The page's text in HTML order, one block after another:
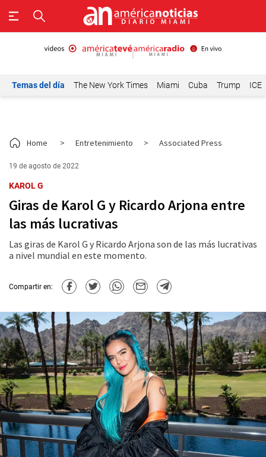
Temas del día The New York Times Miami Cuba Trump ICE
Home > Entretenimiento > Associated Press
19 de agosto de 2022
KAROL G
Giras de Karol G y Ricardo Arjona entre
las más lucrativas
Las giras de Karol G y Ricardo Arjona son de las más lucrativas
a nivel mundial en este momento.
Compartir en: